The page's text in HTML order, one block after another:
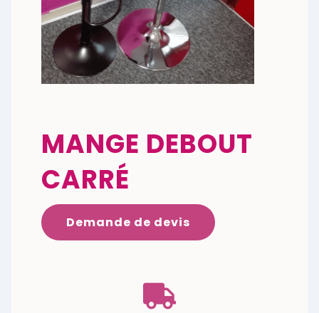
MANGE DEBOUT
CARRÉ
Demande de devis
